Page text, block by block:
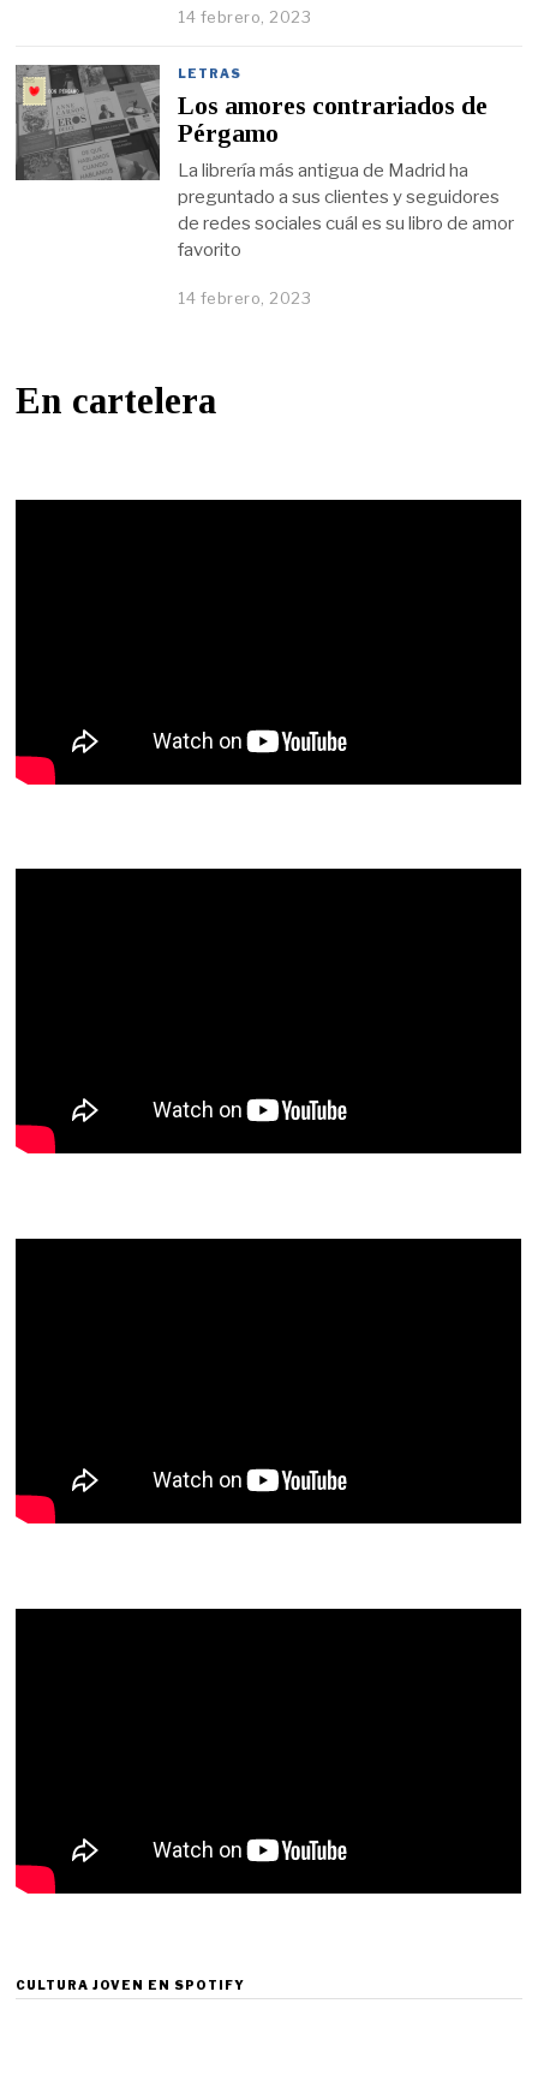
14 febrero, 2023
LETRAS
Los amores contrariados de
Pérgamo
La librería más antigua de Madrid ha
preguntado a sus clientes y seguidores
de redes sociales cuál es su libro de amor
favorito
14 febrero, 2023
En cartelera
CULTURA JOVEN EN SPOTIFY